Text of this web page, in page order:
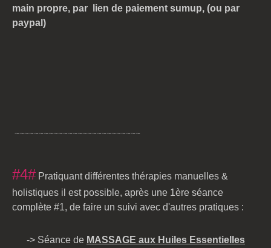
main propre, par lien de paiement sumup, (ou par
paypal)
~~~~~~~~~~~~~~~~~~~~~~~~~~
#4#Pratiquant différentes thérapies manuelles &
holistiques il est possible, après une 1ère séance
complète #1, de faire un suivi avec d'autres pratiques :
-> Séance de MASSAGE aux Huiles Essentielles